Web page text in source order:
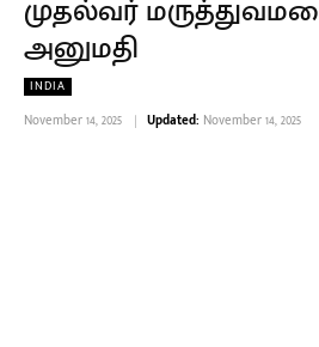
முதல்வர்
அனுமதி
INDIA
November 14, 2025 Updated: November 14, 2025